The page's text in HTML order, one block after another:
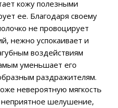
кожу полезными
ее. Благодаря своему
не провоцирует
нежно успокаивает и
воздействиям
уменьшает его
раздражителям.
невероятную мягкость
неприятное шелушение,